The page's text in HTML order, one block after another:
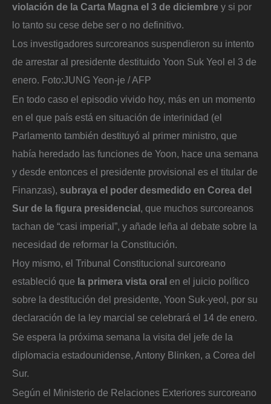
violación de la Carta Magna el 3 de diciembre y si por
lo tanto su cese debe ser o no definitivo.
Los investigadores surcoreanos suspendieron su intento
de arrestar al presidente destituido Yoon Suk Yeol el 3 de
enero. Foto:JUNG Yeon-je / AFP
En todo caso el episodio vivido hoy, más en un momento
en el que país está en situación de interinidad (el
Parlamento también destituyó al primer ministro, que
había heredado las funciones de Yoon, hace una semana
y desde entonces el presidente provisional es el titular de
Finanzas), subraya el poder desmedido en Corea del
Sur de la figura presidencial, que muchos surcoreanos
tachan de “casi imperial”, y añade leña al debate sobre la
necesidad de reformar la Constitución.
Hoy mismo, el Tribunal Constitucional surcoreano
estableció que la primera vista oral en el juicio político
sobre la destitución del presidente, Yoon Suk-yeol, por su
declaración de la ley marcial se celebrará el 14 de enero.
Se espera la próxima semana la visita del jefe de la
diplomacia estadounidense, Antony Blinken, a Corea del
Sur.
Según el Ministerio de Relaciones Exteriores surcoreano